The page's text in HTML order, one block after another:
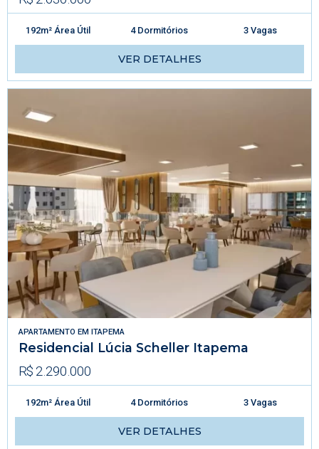
192m² Área Útil 4 Dormitórios 3 Vagas
VER DETALHES
APARTAMENTO EM ITAPEMA
Residencial Lúcia Scheller Itapema
R$ 2.290.000
192m² Área Útil 4 Dormitórios 3 Vagas
VER DETALHES